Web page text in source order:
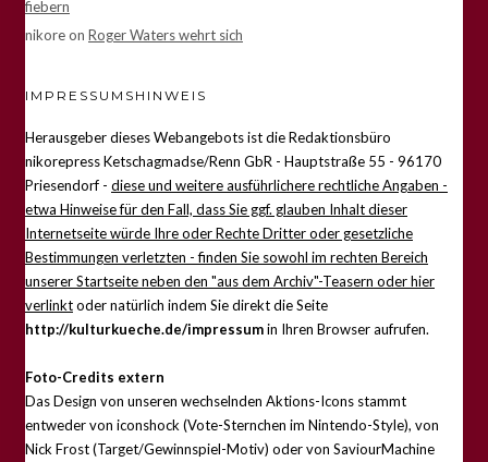
fiebern
nikoreon Roger Waters wehrt sich
IMPRESSUMSHINWEIS
Herausgeber dieses Webangebots ist die Redaktionsbüro
nikorepress Ketschagmadse/Renn GbR - Hauptstraße 55 - 96170
Priesendorf - diese und weitere ausführlichere rechtliche Angaben -
etwa Hinweise für den Fall, dass Sie ggf. glauben Inhalt dieser
Internetseite würde Ihre oder Rechte Dritter oder gesetzliche
Bestimmungen verletzten - finden Sie sowohl im rechten Bereich
unserer Startseite neben den "aus dem Archiv"-Teasern oder hier
verlinktoder natürlich indem Sie direkt die Seite
http://kulturkueche.de/impressumin Ihren Browser aufrufen.
Foto-Credits extern
Das Design von unseren wechselnden Aktions-Icons stammt
entweder von iconshock (Vote-Sternchen im Nintendo-Style), von
Nick Frost (Target/Gewinnspiel-Motiv) oder von SaviourMachine